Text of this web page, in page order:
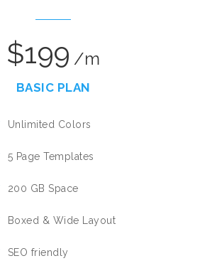
$199 /m
BASIC PLAN
Unlimited Colors
5 Page Templates
200 GB Space
Boxed & Wide Layout
SEO friendly